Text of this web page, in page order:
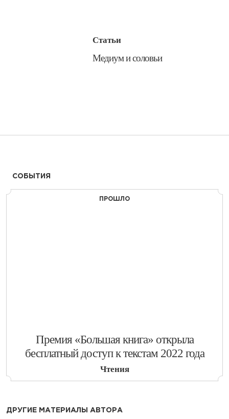
Статьи
​Медиум и соловьи
СОБЫТИЯ
ПРОШЛО
​Премия «Большая книга» открыла
бесплатный доступ к текстам 2022 года
Чтения
ДРУГИЕ МАТЕРИАЛЫ АВТОРА